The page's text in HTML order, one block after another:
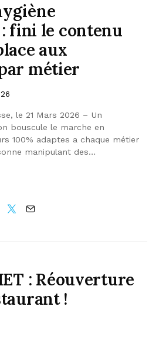
fini le contenu
aux
métier
le 21 Mars 2026 – Un
bouscule le marche en
100% adaptes a chaque métier
manipulant des…
: Réouverture
!